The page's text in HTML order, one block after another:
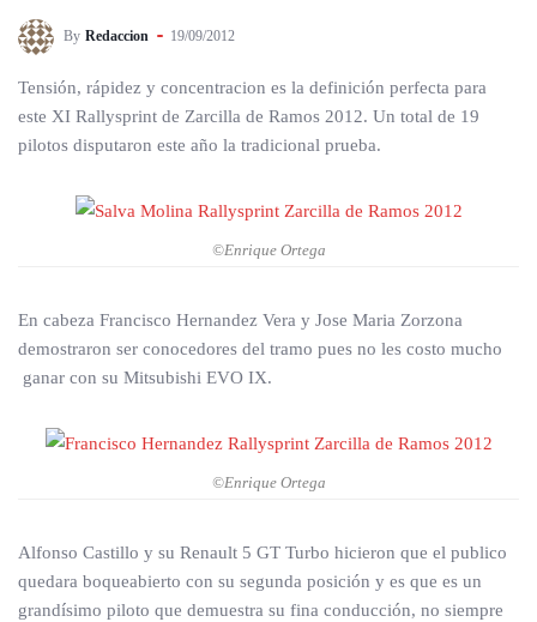
By Redaccion 19/09/2012
Tensión, rápidez y concentracion es la definición perfecta para
este XI Rallysprint de Zarcilla de Ramos 2012. Un total de 19
pilotos disputaron este año la tradicional prueba.
©Enrique Ortega
En cabeza Francisco Hernandez Vera y Jose Maria Zorzona
demostraron ser conocedores del tramo pues no les costo mucho
ganar con su Mitsubishi EVO IX.
©Enrique Ortega
Alfonso Castillo y su Renault 5 GT Turbo hicieron que el publico
quedara boqueabierto con su segunda posición y es que es un
grandísimo piloto que demuestra su fina conducción, no siempre